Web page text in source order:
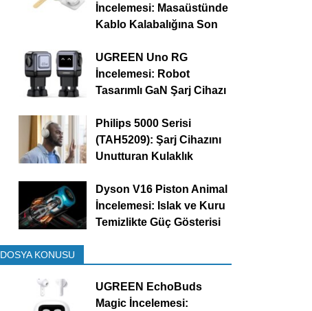
İncelemesi: Masaüstünde
Kablo Kalabalığına Son
UGREEN Uno RG
İncelemesi: Robot
Tasarımlı GaN Şarj Cihazı
Philips 5000 Serisi
(TAH5209): Şarj Cihazını
Unutturan Kulaklık
Dyson V16 Piston Animal
İncelemesi: Islak ve Kuru
Temizlikte Güç Gösterisi
DOSYA KONUSU
UGREEN EchoBuds
Magic İncelemesi: